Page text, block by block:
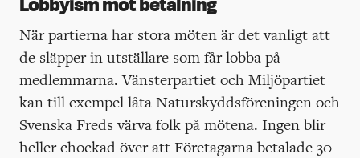
När partierna har stora möten är det vanligt att
de släpper in utställare som får lobba på
medlemmarna. Vänsterpartiet och Miljöpartiet
kan till exempel låta Naturskyddsföreningen och
Svenska Freds värva folk på mötena. Ingen blir
heller chockad över att Företagarna betalade 30